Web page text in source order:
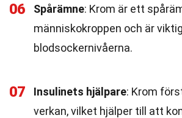
06 Spårämne: Krom är ett
människokroppen och är
blodsockernivåerna.
07 Insulinets hjälpare: Krom
verkan, vilket hjälper till att